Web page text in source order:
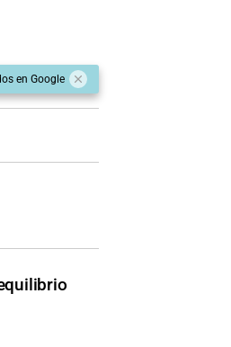
en Google